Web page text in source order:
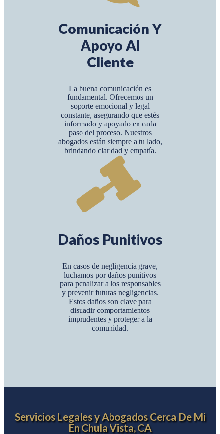
Comunicación Y
Apoyo Al
Cliente
La buena comunicación es
fundamental. Ofrecemos un
soporte emocional y legal
constante, asegurando que estés
informado y apoyado en cada
paso del proceso. Nuestros
abogados están siempre a tu lado,
brindando claridad y empatía.
Daños Punitivos
En casos de negligencia grave,
luchamos por daños punitivos
para penalizar a los responsables
y prevenir futuras negligencias.
Estos daños son clave para
disuadir comportamientos
imprudentes y proteger a la
comunidad.
Servicios Legales y Abogados Cerca De Mi
En Chula Vista, CA